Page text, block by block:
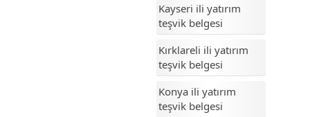
Eskişehir
Gaziantep
Giresun
Gümüşhane
Kayseri ili yatırım
teşvik belgesi
Kırklareli ili yatırım
teşvik belgesi
Konya ili yatırım
teşvik belgesi